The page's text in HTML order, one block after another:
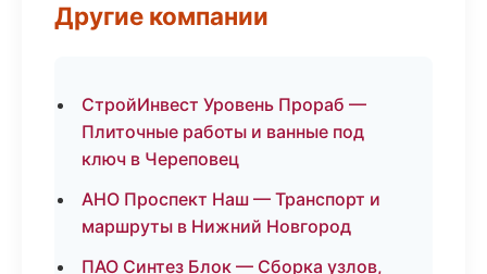
Другие компании
СтройИнвест Уровень Прораб —
Плиточные работы и ванные под
ключ в Череповец
АНО Проспект Наш — Транспорт и
маршруты в Нижний Новгород
ПАО Синтез Блок — Сборка узлов,